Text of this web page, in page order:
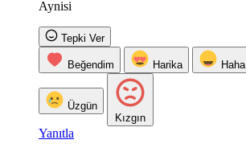
Aynisi
Tepki Ver
Beğendim Harika Haha
Üzgün
Kızgın
Yanıtla